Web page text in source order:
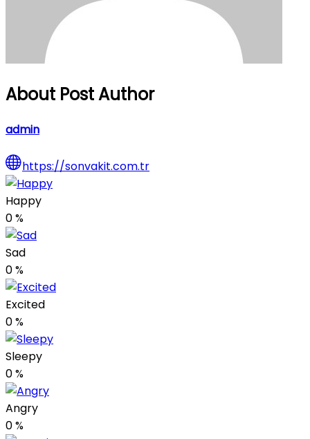
About Post Author
admin
https://sonvakit.com.tr
Happy
0%
Sad
0%
Excited
0%
Sleepy
0%
Angry
0%